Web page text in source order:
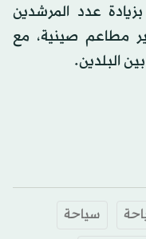
عدد المرشدين
مطاعم صينية، مع
البلدين.
سياحة